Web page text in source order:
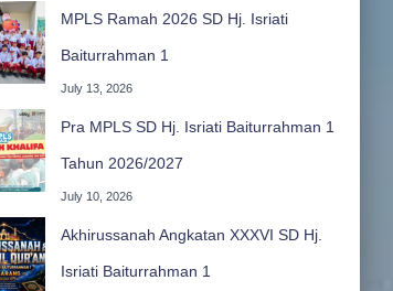
MPLS Ramah 2026 SD Hj. Isriati
Baiturrahman 1
July 13, 2026
Pra MPLS SD Hj. Isriati Baiturrahman 1
Tahun 2026/2027
July 10, 2026
Akhirussanah Angkatan XXXVI SD Hj.
Isriati Baiturrahman 1